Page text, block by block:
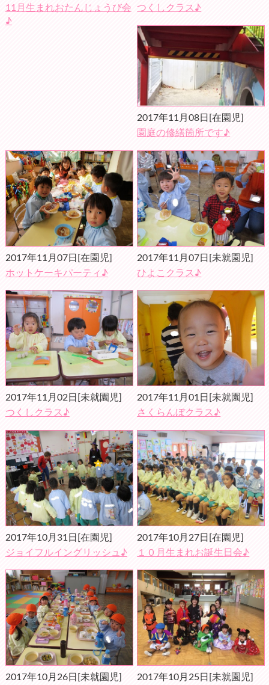
11月生まれおたんじょうび会
♪
つくしクラス♪
2017年11月08日 [在園児]
園庭の修繕箇所です♪
2017年11月07日 [在園児]
ホットケーキパーティ♪
2017年11月07日 [未就園児]
ひよこクラス♪
2017年11月02日 [未就園児]
つくしクラス♪
2017年11月01日 [未就園児]
さくらんぼクラス♪
2017年10月31日 [在園児]
ジョイフルイングリッシュ♪
2017年10月27日 [在園児]
１０月生まれお誕生日会♪
2017年10月26日 [未就園児] 2017年10月25日 [未就園児]